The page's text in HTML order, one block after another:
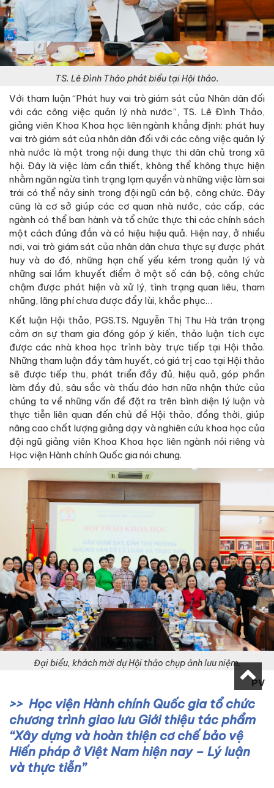
TS. Lê Đình Thảo phát biểu tại Hội thảo.
Với tham luận “Phát huy vai trò giám sát của Nhân dân đối
với các công việc quản lý nhà nước”, TS. Lê Đình Thảo,
giảng viên Khoa Khoa học liên ngành khẳng định: phát huy
vai trò giám sát của nhân dân đối với các công việc quản lý
nhà nước là một trong nội dung thực thi dân chủ trong xã
hội. Đây là việc làm cần thiết, không thể không thực hiện
nhằm ngăn ngừa tình trạng lạm quyền và những việc làm sai
trái có thể nảy sinh trong đội ngũ cán bộ, công chức. Đây
cũng là cơ sở giúp các cơ quan nhà nước, các cấp, các
ngành có thể ban hành và tổ chức thực thi các chính sách
một cách đúng đắn và có hiệu hiệu quả. Hiện nay, ở nhiều
nơi, vai trò giám sát của nhân dân chưa thực sự được phát
huy và do đó, những hạn chế yếu kém trong quản lý và
những sai lầm khuyết điểm ở một số cán bộ, công chức
chậm được phát hiện và xử lý, tình trạng quan liêu, tham
nhũng, lãng phí chưa được đẩy lùi, khắc phục…
Kết luận Hội thảo, PGS.TS. Nguyễn Thị Thu Hà trân trọng
cảm ơn sự tham gia đóng góp ý kiến, thảo luận tích cực
được các nhà khoa học trình bày trực tiếp tại Hội thảo.
Những tham luận đầy tâm huyết, có giá trị cao tại Hội thảo
sẽ được tiếp thu, phát triển đầy đủ, hiệu quả, góp phần
làm đầy đủ, sâu sắc và thấu đáo hơn nữa nhận thức của
chúng ta về những vấn đề đặt ra trên bình diện lý luận và
thực tiễn liên quan đến chủ đề Hội thảo, đồng thời, giúp
nâng cao chất lượng giảng dạy và nghiên cứu khoa học của
đội ngũ giảng viên Khoa Khoa học liên ngành nói riêng và
Học viện Hành chính Quốc gia nói chung.
Đại biểu, khách mời dự Hội thảo chụp ảnh lưu niệm.
PV
Học viện Hành chính Quốc gia tổ chức
chương trình giao lưu Giới thiệu tác phẩm
“Xây dựng và hoàn thiện cơ chế bảo vệ
Hiến pháp ở Việt Nam hiện nay – Lý luận
và thực tiễn”